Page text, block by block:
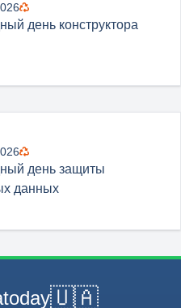
день конструктора
день защиты
данных
🇺🇦